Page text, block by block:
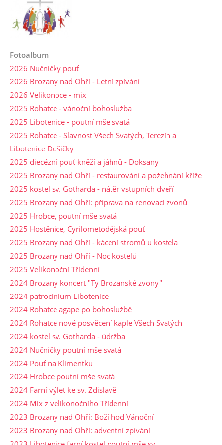
Fotoalbum
2026 Nučničky pouť
2026 Brozany nad Ohří - Letní zpívání
2026 Velikonoce - mix
2025 Rohatce - vánoční bohoslužba
2025 Libotenice - poutní mše svatá
2025 Rohatce - Slavnost Všech Svatých, Terezín a
Libotenice Dušičky
2025 diecézní pouť kněží a jáhnů - Doksany
2025 Brozany nad Ohří - restaurování a požehnání kříže
2025 kostel sv. Gotharda - nátěr vstupních dveří
2025 Brozany nad Ohří: příprava na renovaci zvonů
2025 Hrobce, poutní mše svatá
2025 Hostěnice, Cyrilometodějská pouť
2025 Brozany nad Ohří - kácení stromů u kostela
2025 Brozany nad Ohří - Noc kostelů
2025 Velikonoční Třídenní
2024 Brozany koncert "Ty Brozanské zvony"
2024 patrocinium Libotenice
2024 Rohatce agape po bohoslužbě
2024 Rohatce nové posvěcení kaple Všech Svatých
2024 kostel sv. Gotharda - údržba
2024 Nučničky poutní mše svatá
2024 Pouť na Klimentku
2024 Hrobce poutní mše svatá
2024 Farní výlet ke sv. Zdislavě
2024 Mix z velikonočního Třídenní
2023 Brozany nad Ohří: Boží hod Vánoční
2023 Brozany nad Ohří: adventní zpívání